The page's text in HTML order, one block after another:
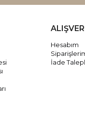
Hesabım
İade